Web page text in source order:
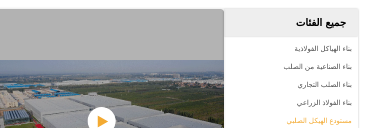
جميع الفئات
بناء الهياكل الفولاذية
بناء الصناعية من الصلب
بناء الصلب التجاري
بناء الفولاذ الزراعي
مستودع الهيكل الصلبي